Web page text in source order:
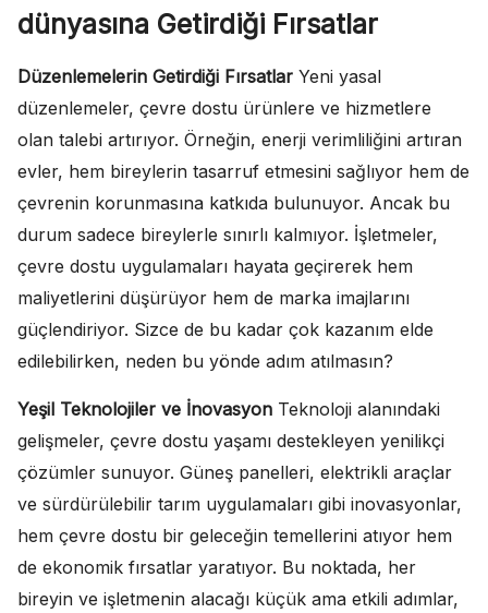
dünyasına Getirdiği Fırsatlar
Düzenlemelerin Getirdiği Fırsatlar Yeni yasal
düzenlemeler, çevre dostu ürünlere ve hizmetlere
olan talebi artırıyor. Örneğin, enerji verimliliğini artıran
evler, hem bireylerin tasarruf etmesini sağlıyor hem de
çevrenin korunmasına katkıda bulunuyor. Ancak bu
durum sadece bireylerle sınırlı kalmıyor. İşletmeler,
çevre dostu uygulamaları hayata geçirerek hem
maliyetlerini düşürüyor hem de marka imajlarını
güçlendiriyor. Sizce de bu kadar çok kazanım elde
edilebilirken, neden bu yönde adım atılmasın?
Yeşil Teknolojiler ve İnovasyon Teknoloji alanındaki
gelişmeler, çevre dostu yaşamı destekleyen yenilikçi
çözümler sunuyor. Güneş panelleri, elektrikli araçlar
ve sürdürülebilir tarım uygulamaları gibi inovasyonlar,
hem çevre dostu bir geleceğin temellerini atıyor hem
de ekonomik fırsatlar yaratıyor. Bu noktada, her
bireyin ve işletmenin alacağı küçük ama etkili adımlar,